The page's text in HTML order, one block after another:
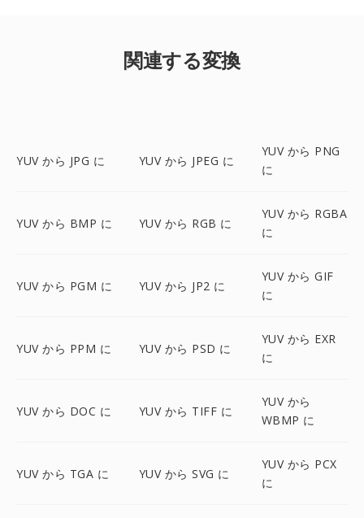
関連する変換
YUV から JPG に YUV から JPEG に
YUV から PNG
に
YUV から BMP に YUV から RGB に
YUV から RGBA
に
YUV から PGM に YUV から JP2 に
YUV から GIF
に
YUV から PPM に YUV から PSD に
YUV から EXR
に
YUV から DOC に YUV から TIFF に
YUV から
WBMP に
YUV から TGA に YUV から SVG に
YUV から PCX
に